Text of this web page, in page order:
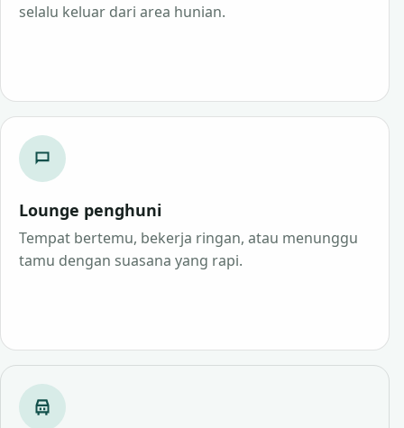
selalu keluar dari area hunian.
Lounge penghuni
Tempat bertemu, bekerja ringan, atau menunggu
tamu dengan suasana yang rapi.